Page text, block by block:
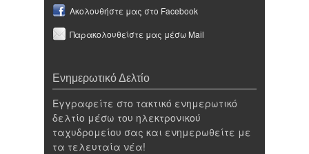
Ακολουθήστε μας στο Facebook
Παρακολουθείστε μας μέσω Mail
Ενημερωτικό Δελτίο
Εγγραφείτε στο τακτικό ενημερωτικό
δελτίο μέσω του ηλεκτρονικού
ταχυδρομείου σας και ενημερωθείτε με
τα τελευταία νέα!